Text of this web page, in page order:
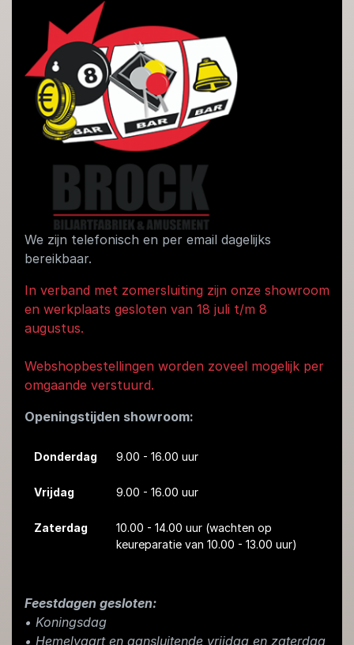
We zijn telefonisch en per email dagelijks
bereikbaar.
In verband met zomersluiting zijn onze showroom
en werkplaats gesloten van 18 juli t/m 8
augustus.
Webshopbestellingen worden zoveel mogelijk per
omgaande verstuurd.
Openingstijden showroom:
Donderdag 9.00 - 16.00 uur
Vrijdag 9.00 - 16.00 uur
Zaterdag 10.00 - 14.00 uur (wachten op
keureparatie van 10.00 - 13.00 uur)
Feestdagen gesloten:
• Koningsdag
​• Hemelvaart en aansluitende vrijdag en zaterdag